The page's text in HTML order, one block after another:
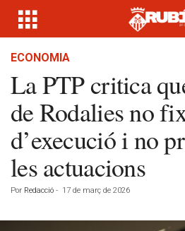
ECONOMIA
La PTP critica
de Rodalies no
d’execució i no
les actuacions
Por Redacció - 17 de març de 2026